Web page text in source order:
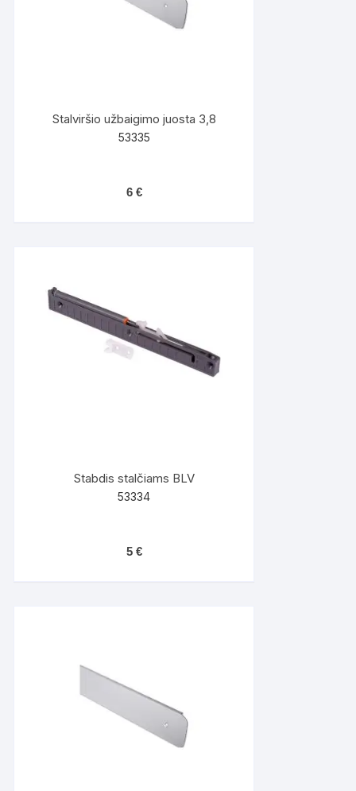
Stalviršio užbaigimo juosta 3,8
53335
6 €
Stabdis stalčiams BLV
53334
5 €